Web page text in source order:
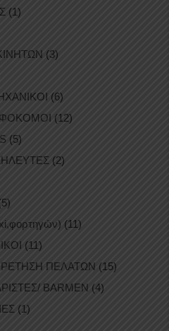
(1)
(3)
(6)
(12)
(5)
(2)
(11)
(11)
ΠΕΛΑΤΩΝ (15)
BARMEN (4)
(1)